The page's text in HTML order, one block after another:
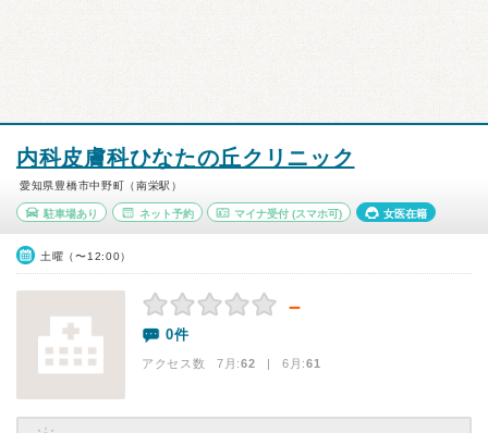
内科皮膚科ひなたの丘クリニック
愛知県豊橋市中野町（南栄駅）
駐車場あり ネット予約 マイナ受付 (スマホ可) 女医在籍
土曜（〜12:00）
－
0件
アクセス数 7月:62 | 6月:61